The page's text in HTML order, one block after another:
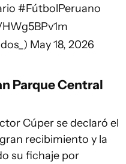
#FútbolPeruano
May 18, 2026
Parque Central
Cúper se declaró el
recibimiento y la
su fichaje por